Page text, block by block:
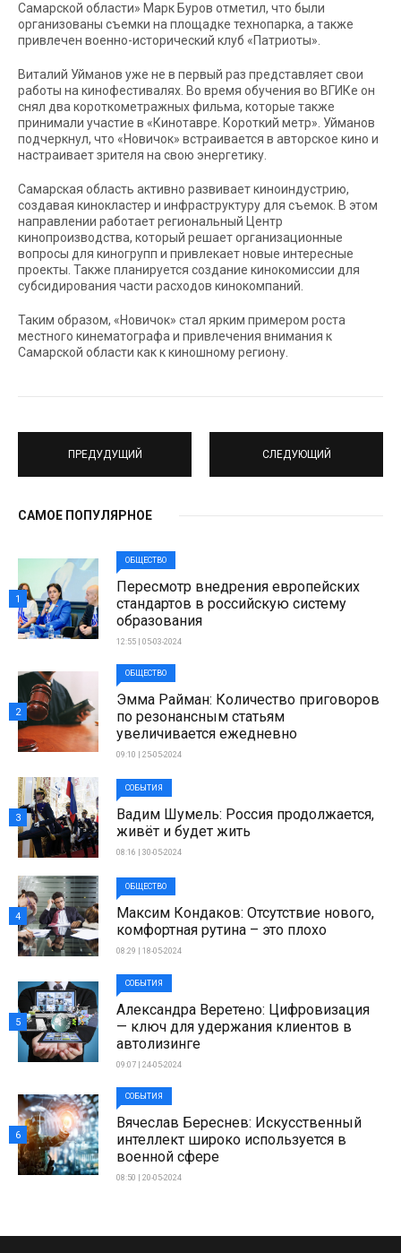
Самарской области» Марк Буров отметил, что были
организованы съемки на площадке технопарка, а также
привлечен военно-исторический клуб «Патриоты».
Виталий Уйманов уже не в первый раз представляет свои
работы на кинофестивалях. Во время обучения во ВГИКе он
снял два короткометражных фильма, которые также
принимали участие в «Кинотавре. Короткий метр». Уйманов
подчеркнул, что «Новичок» встраивается в авторское кино и
настраивает зрителя на свою энергетику.
Самарская область активно развивает киноиндустрию,
создавая кинокластер и инфраструктуру для съемок. В этом
направлении работает региональный Центр
кинопроизводства, который решает организационные
вопросы для киногрупп и привлекает новые интересные
проекты. Также планируется создание кинокомиссии для
субсидирования части расходов кинокомпаний.
Таким образом, «Новичок» стал ярким примером роста
местного кинематографа и привлечения внимания к
Самарской области как к киношному региону.
ПРЕДУДУЩИЙ СЛЕДУЮЩИЙ
САМОЕ ПОПУЛЯРНОЕ
ОБЩЕСТВО
Пересмотр внедрения европейских
стандартов в российскую систему
образования
12:55 | 05-03-2024
1
ОБЩЕСТВО
Эмма Райман: Количество приговоров
по резонансным статьям
увеличивается ежедневно
09:10 | 25-05-2024
2
СОБЫТИЯ
Вадим Шумель: Россия продолжается,
живёт и будет жить
08:16 | 30-05-2024
3
ОБЩЕСТВО
Максим Кондаков: Отсутствие нового,
комфортная рутина – это плохо
08:29 | 18-05-2024
4
СОБЫТИЯ
Александра Веретено: Цифровизация
— ключ для удержания клиентов в
автолизинге
09:07 | 24-05-2024
5
СОБЫТИЯ
Вячеслав Береснев: Искусственный
интеллект широко используется в
военной сфере
08:50 | 20-05-2024
6